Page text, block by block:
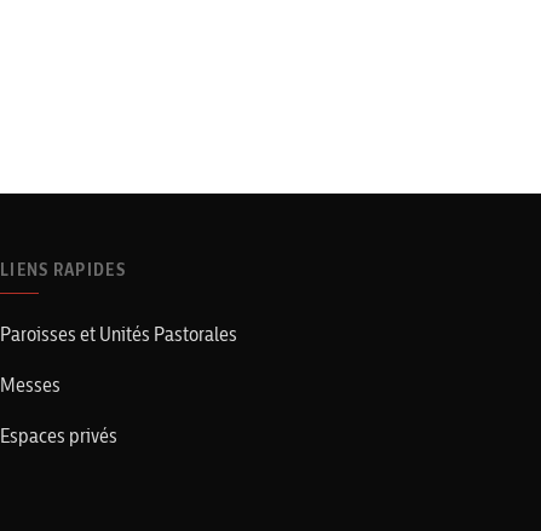
LIENS RAPIDES
Paroisses et Unités Pastorales
Messes
Espaces privés